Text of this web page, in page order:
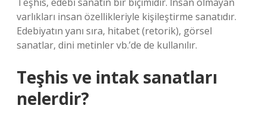
varlıkları insan özellikleriyle kişileştirme sanatıdır.
Edebiyatın yanı sıra, hitabet (retorik), görsel
sanatlar, dini metinler vb.’de de kullanılır.
Teşhis ve intak sanatları
nelerdir?